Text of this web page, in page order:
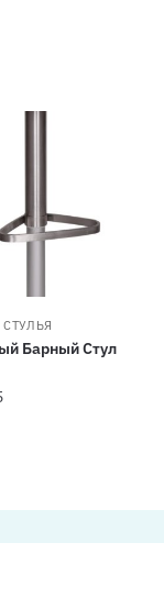
Барный Стул